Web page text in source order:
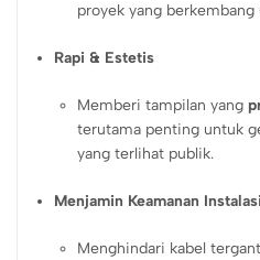
proyek yang berkembang
Rapi & Estetis
Memberi tampilan yang
terutama penting untuk
yang terlihat publik.
Menjamin Keamanan Instalasi
Menghindari kabel